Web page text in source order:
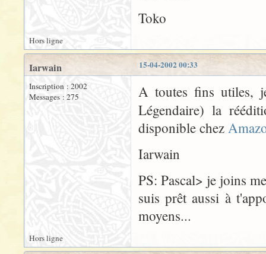
Toko
Hors ligne
15-04-2002 00:33
Iarwain
Inscription : 2002
Messages : 275
A toutes fins utiles,
Légendaire) la
disponible chez
Iarwain
PS: Pascal> je joins
suis prêt aussi à
moyens...
Hors ligne